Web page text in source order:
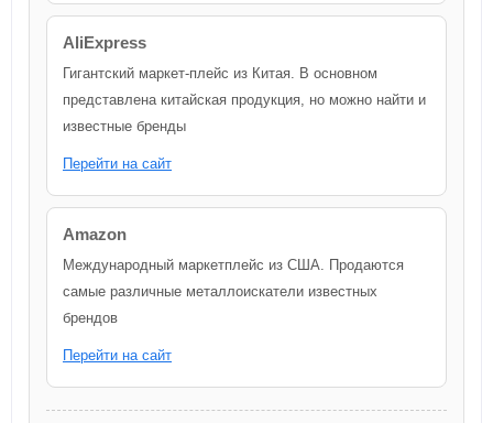
AliExpress
Гигантский маркет-плейс из Китая. В основном
представлена китайская продукция, но можно найти и
известные бренды
Перейти на сайт
Amazon
Международный маркетплейс из США. Продаются
самые различные металлоискатели известных
брендов
Перейти на сайт